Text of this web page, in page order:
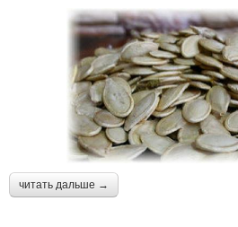
читать дальше →